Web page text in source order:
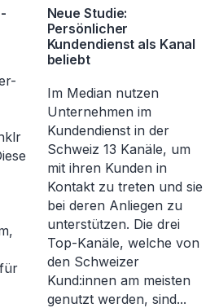
Neue Studie:
Persönlicher
Kundendienst als Kanal
beliebt
Im Median nutzen
Unternehmen im
Kundendienst in der
Schweiz 13 Kanäle, um
mit ihren Kunden in
Kontakt zu treten und sie
bei deren Anliegen zu
unterstützen. Die drei
Top-Kanäle, welche von
den Schweizer
Kund:innen am meisten
genutzt werden, sind...